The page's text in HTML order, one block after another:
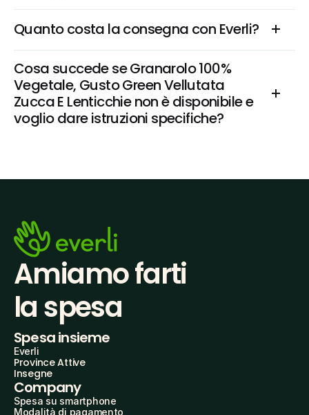
Quanto costa la consegna con Everli?
Cosa succede se Granarolo 100%
Vegetale, Gusto Green Vellutata
Zucca E Lenticchie non è disponibile e
voglio dare istruzioni specifiche?
Amiamo farti
la spesa
Spesa insieme
Everli
Province Attive
Insegne
Company
Spesa su smartphone
Modalità di pagamento